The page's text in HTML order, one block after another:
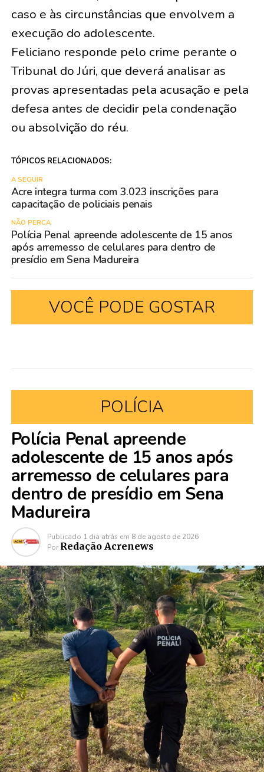
caso e às circunstâncias que envolvem a
execução do adolescente.
Feliciano responde pelo crime perante o
Tribunal do Júri, que deverá analisar as
provas apresentadas pela acusação e pela
defesa antes de decidir pela condenação
ou absolvição do réu.
TÓPICOS RELACIONADOS:
A SEGUIR
Acre integra turma com 3.023 inscrições para
capacitação de policiais penais
NÃO PERCA
Polícia Penal apreende adolescente de 15 anos
após arremesso de celulares para dentro de
presídio em Sena Madureira
VOCÊ PODE GOSTAR
POLÍCIA
Polícia Penal apreende
adolescente de 15 anos após
arremesso de celulares para
dentro de presídio em Sena
Madureira
Publicado 1 dia atrás em 8 de agosto de 2026
Por Redação Acrenews